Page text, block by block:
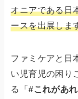
オニアである日
ースを出展しま
ファミケアと日
い児育児の困り
る「#これがあ